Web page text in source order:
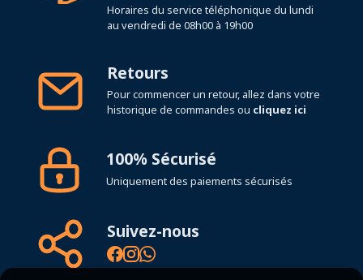
Horaires du service téléphonique du lundi
au vendredi de 08h00 à 19h00
Retours
Pour commencer un retour, allez dans votre
historique de commandes ou cliquez ici
100% Sécurisé
Uniquement des paiements sécurisés
Suivez-nous